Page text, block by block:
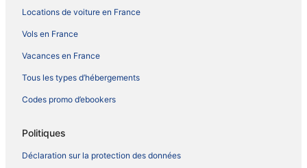
Locations de voiture en France
Vols en France
Vacances en France
Tous les types d’hébergements
Codes promo d’ebookers
Politiques
Déclaration sur la protection des données